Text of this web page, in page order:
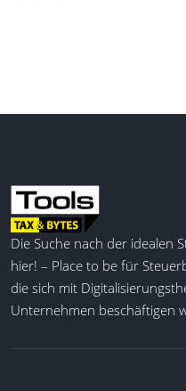
Die Suche nach der idealen
hier! – Place to be für
die sich mit
Unternehmen beschäftigen